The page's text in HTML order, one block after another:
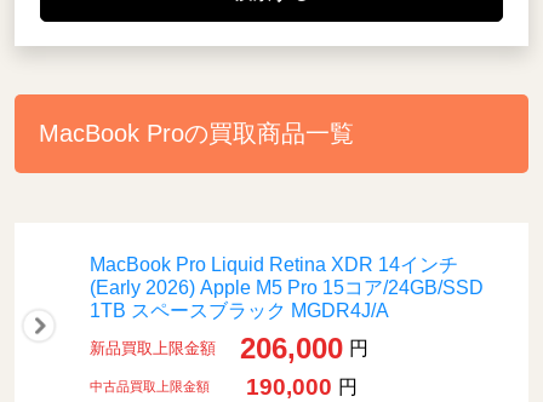
MacBook Proの買取商品一覧
MacBook Pro Liquid Retina XDR 14インチ
(Early 2026) Apple M5 Pro 15コア/24GB/SSD
1TB スペースブラック MGDR4J/A
新品買取上限金額 206,000 円
中古品買取上限金額 190,000 円